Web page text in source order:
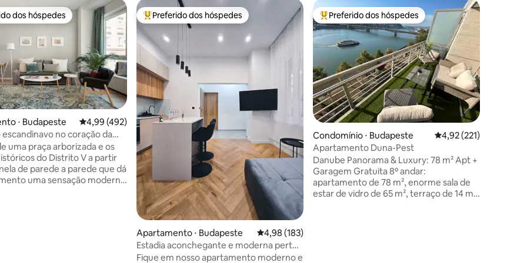
de 5, 176 avaliações
preferidos dos hóspedes
dos hóspedes
⋅ Budapeste 4,99 de uma avaliação média de 5, 492 avaliações
4,99 (492)
no coração da
V
uma praça arborizada e os
do Distrito V a partir
de parede a parede que dá
uma sensação moderna
Entre os melhores preferidos dos hóspedes
Preferido dos hóspedes
Apartamento ⋅ Budapeste 4,98 de uma avaliação média de 5, 183 avaliações
4,98 (183)
Estadia aconchegante e moderna perto
do Danúbio
Fique em nosso apartamento moderno e
Entre os melhores preferidos dos hóspedes
Preferido dos hóspedes
Condomínio ⋅ Budapeste 4,92 de uma avaliação
4,92 (221)
Apartamento Duna-Pest
Danube Panorama & Luxury: 78 m² Apt +
Garagem Gratuita 8º andar:
apartamento de 78 m², enorme sala de
estar de vidro de 65 m², terraço de 14 m².